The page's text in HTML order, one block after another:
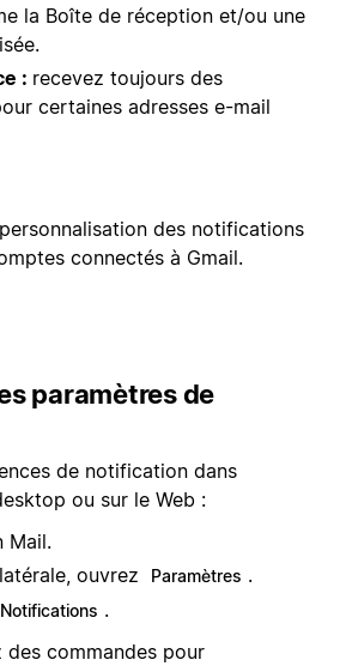
la Boîte de réception et/ou une
: recevez toujours des
certaines adresses e-mail
des notifications
connectés à Gmail.
paramètres de
de notification dans
ou sur le Web :
Mail.
ouvrez
Paramètres .
Notifications .
commandes pour